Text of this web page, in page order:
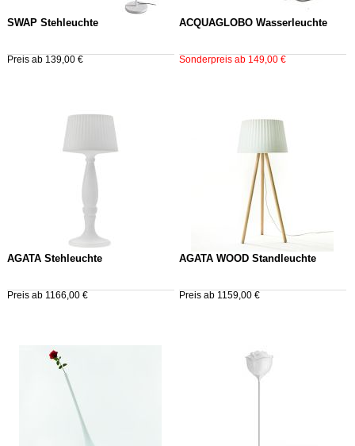
SWAP Stehleuchte
Preis ab 139,00 €
ACQUAGLOBO Wasserleuchte
Sonderpreis ab 149,00 €
AGATA Stehleuchte
Preis ab 1166,00 €
AGATA WOOD Standleuchte
Preis ab 1159,00 €